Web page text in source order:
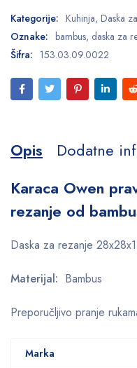
Kategorije: Kuhinja, Daska
Oznake: bambus, daska za
Šifra: 153.03.09.0022
Opis
Dodatne
Karaca Owen
rezanje od
Daska za rezanje
Materijal: Bambus
Preporučljivo pranje
Marka